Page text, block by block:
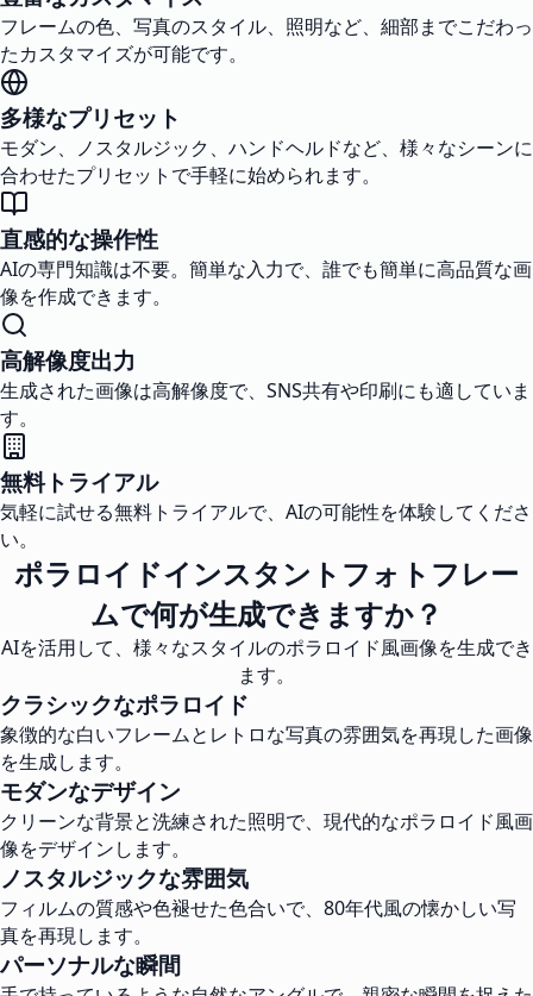
フレームの色、写真のスタイル、照明など、細部までこだわっ
たカスタマイズが可能です。
多様なプリセット
モダン、ノスタルジック、ハンドヘルドなど、様々なシーンに
合わせたプリセットで手軽に始められます。
直感的な操作性
AIの専門知識は不要。簡単な入力で、誰でも簡単に高品質な画
像を作成できます。
高解像度出力
生成された画像は高解像度で、SNS共有や印刷にも適していま
す。
無料トライアル
気軽に試せる無料トライアルで、AIの可能性を体験してくださ
い。
ポラロイドインスタントフォトフレー
ムで何が生成できますか？
AIを活用して、様々なスタイルのポラロイド風画像を生成でき
ます。
クラシックなポラロイド
象徴的な白いフレームとレトロな写真の雰囲気を再現した画像
を生成します。
モダンなデザイン
クリーンな背景と洗練された照明で、現代的なポラロイド風画
像をデザインします。
ノスタルジックな雰囲気
フィルムの質感や色褪せた色合いで、80年代風の懐かしい写
真を再現します。
パーソナルな瞬間